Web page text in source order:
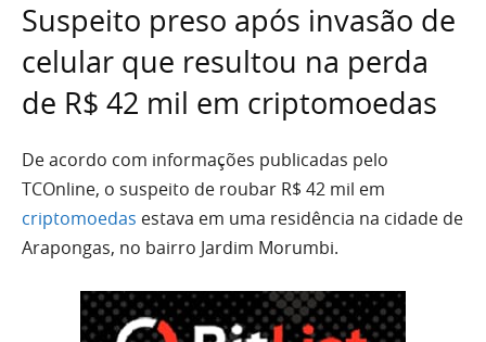
Suspeito preso após invasão de
celular que resultou na perda
de R$ 42 mil em criptomoedas
De acordo com informações publicadas pelo
TCOnline, o suspeito de roubar R$ 42 mil em
criptomoedas estava em uma residência na cidade de
Arapongas, no bairro Jardim Morumbi.